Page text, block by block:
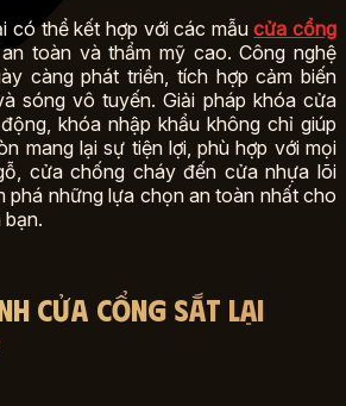
có thể kết hợp với các mẫucửa cổng
toàn và thẩm mỹ cao. Công nghệ
càng phát triển, tích hợp cảm biến
sóng vô tuyến. Giải pháp khóa cửa
khóa nhập khẩu không chỉ giúp
mang lại sự tiện lợi, phù hợp với mọi
cửa chống cháy đến cửa nhựa lõi
phá những lựa chọn an toàn nhất cho
Cửa Cổng Sắt Lại